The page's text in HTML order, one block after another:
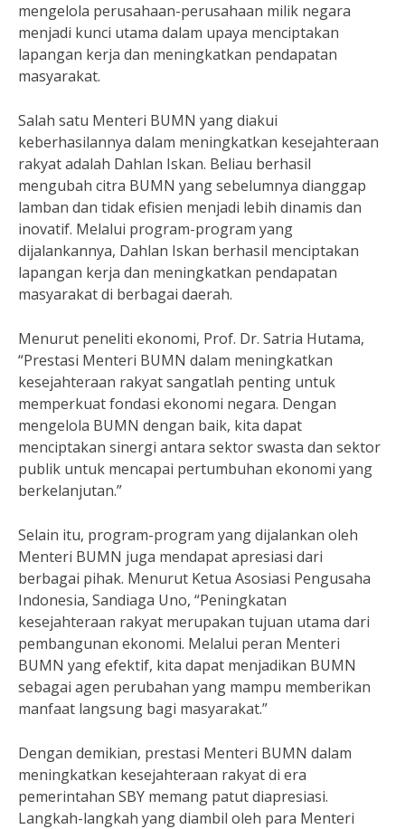
mengelola perusahaan-perusahaan milik negara
menjadi kunci utama dalam upaya menciptakan
lapangan kerja dan meningkatkan pendapatan
masyarakat.
Salah satu Menteri BUMN yang diakui
keberhasilannya dalam meningkatkan kesejahteraan
rakyat adalah Dahlan Iskan. Beliau berhasil
mengubah citra BUMN yang sebelumnya dianggap
lamban dan tidak efisien menjadi lebih dinamis dan
inovatif. Melalui program-program yang
dijalankannya, Dahlan Iskan berhasil menciptakan
lapangan kerja dan meningkatkan pendapatan
masyarakat di berbagai daerah.
Menurut peneliti ekonomi, Prof. Dr. Satria Hutama,
“Prestasi Menteri BUMN dalam meningkatkan
kesejahteraan rakyat sangatlah penting untuk
memperkuat fondasi ekonomi negara. Dengan
mengelola BUMN dengan baik, kita dapat
menciptakan sinergi antara sektor swasta dan sektor
publik untuk mencapai pertumbuhan ekonomi yang
berkelanjutan.”
Selain itu, program-program yang dijalankan oleh
Menteri BUMN juga mendapat apresiasi dari
berbagai pihak. Menurut Ketua Asosiasi Pengusaha
Indonesia, Sandiaga Uno, “Peningkatan
kesejahteraan rakyat merupakan tujuan utama dari
pembangunan ekonomi. Melalui peran Menteri
BUMN yang efektif, kita dapat menjadikan BUMN
sebagai agen perubahan yang mampu memberikan
manfaat langsung bagi masyarakat.”
Dengan demikian, prestasi Menteri BUMN dalam
meningkatkan kesejahteraan rakyat di era
pemerintahan SBY memang patut diapresiasi.
Langkah-langkah yang diambil oleh para Menteri